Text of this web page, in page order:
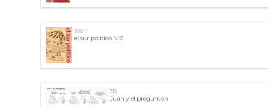
306-1
el sur político Nº5
313
Juan y el preguntón